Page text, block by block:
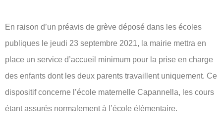
En raison d’un préavis de grève déposé dans les écoles
publiques le jeudi 23 septembre 2021, la mairie mettra en
place un service d’accueil minimum pour la prise en charge
des enfants dont les deux parents travaillent uniquement. Ce
dispositif concerne l’école maternelle Capannella, les cours
étant assurés normalement à l’école élémentaire.